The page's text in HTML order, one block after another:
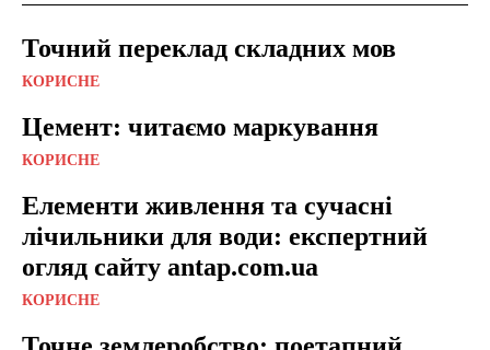
Точний переклад складних мов
КОРИСНЕ
Цемент: читаємо маркування
КОРИСНЕ
Елементи живлення та сучасні
лічильники для води: експертний
огляд сайту antap.com.ua
КОРИСНЕ